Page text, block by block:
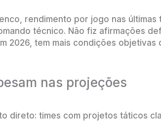
rendimento por jogo nas últimas
técnico. Não fiz afirmações
2026, tem mais condições objetivas
nas projeções
direto: times com projetos táticos